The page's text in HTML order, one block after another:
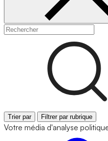
Trier par Filtrer par rubrique
Votre média d'analyse